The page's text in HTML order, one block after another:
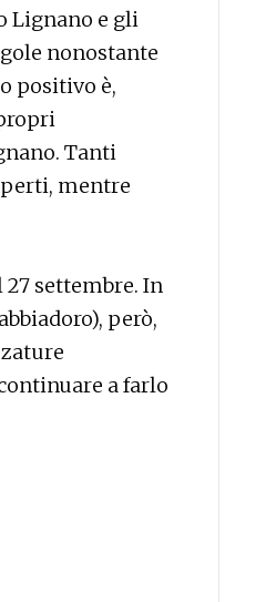
Lignano e gli
nonostante
positivo è,
Tanti
mentre
settembre. In
però,
a farlo